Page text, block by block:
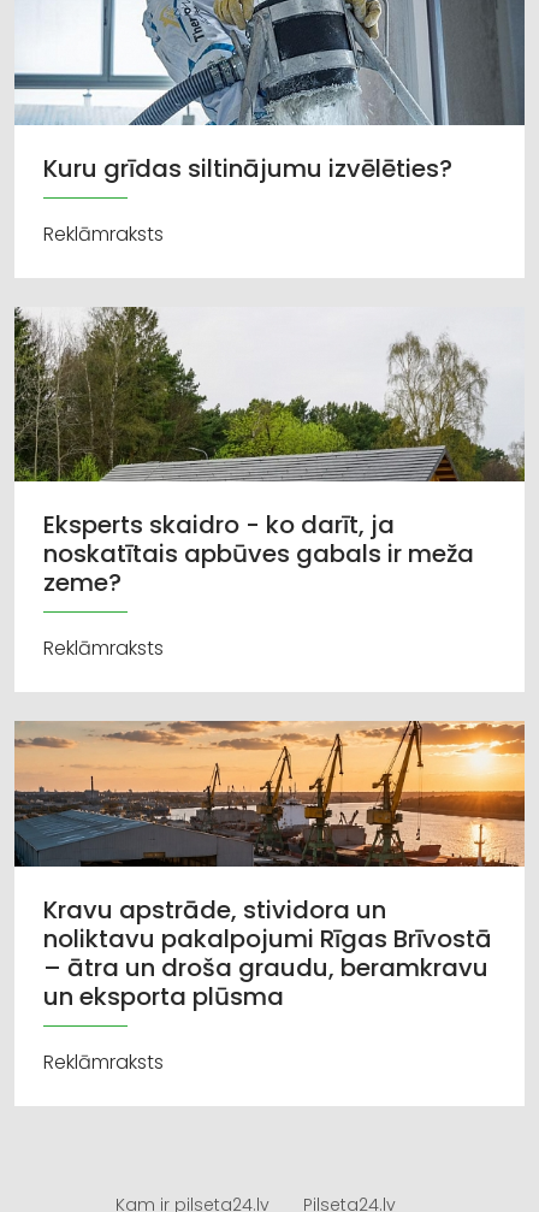
Kuru grīdas siltinājumu izvēlēties?
Reklāmraksts
Eksperts skaidro - ko darīt, ja
noskatītais apbūves gabals ir meža
zeme?
Reklāmraksts
Kravu apstrāde, stividora un
noliktavu pakalpojumi Rīgas Brīvostā
– ātra un droša graudu, beramkravu
un eksporta plūsma
Reklāmraksts
Kam ir pilseta24.lv Pilseta24.lv